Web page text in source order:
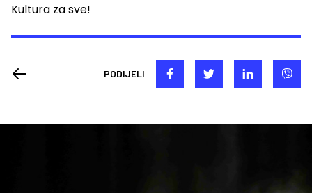
Kultura za sve!
PODIJELI